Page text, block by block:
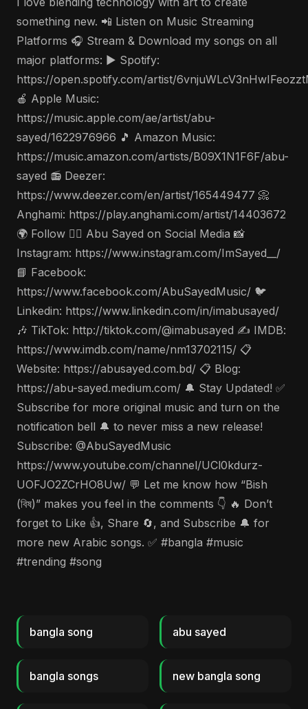
something new. 📲 Listen on Music Streaming
Platforms 🎧 Stream & Download my songs on all
major platforms: ▶️ Spotify:
https://open.spotify.com/artist/
🍎 Apple Music:
https://music.apple.com/ae/artist/abu-
sayed/1622976966 🎵 Amazon Music:
https://music.amazon.com/artists/B09X1N1F6F/abu-
sayed 📻 Deezer:
https://www.deezer.com/en/artist/165449477 📀
Anghami: https://play.anghami.com/artist/14403672
🌍 Follow 🤵‍♂️ Abu Sayed on Social Media 📸
Instagram: https://www.instagram.com/ImSayed__/
📘 Facebook:
https://www.facebook.com/AbuSayedMusic/ 🐦
Linkedin: https://www.linkedin.com/in/imabusayed/
🎶 TikTok: http://tiktok.com/@imabusayed ✍️ IMDB:
https://www.imdb.com/name/nm13702115/ 📋
Website: https://abusayed.com.bd/ 📋 Blog:
https://abu-sayed.medium.com/ 🔔 Stay Updated! ✅
Subscribe for more original music and turn on the
notification bell 🔔 to never miss a new release!
Subscribe: @AbuSayedMusic
https://www.youtube.com/channel/UCl0kdurz-
UOFJO2ZCrHO8Uw/ 💬 Let me know how “Bish
(বিষ)” makes you feel in the comments 👇 🔥 Don’t
forget to Like 👍, Share 🔄, and Subscribe 🔔 for
more new Arabic songs. ✅ #bangla #music
#trending #song
bangla song abu sayed
bangla songs new bangla song